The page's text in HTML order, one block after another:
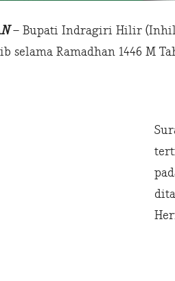
– Bupati Indragiri Hilir
selama Ramadhan 1446 M